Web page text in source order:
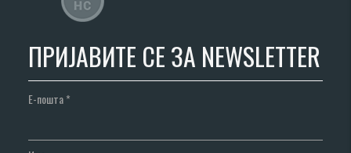
ПРИЈАВИТЕ СЕ ЗА NEWSLETTER
Е-пошта*